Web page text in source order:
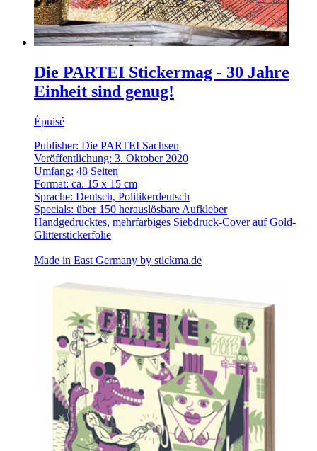
Die PARTEI Stickermag - 30 Jahre
Einheit sind genug!
Épuisé
Publisher: Die PARTEI Sachsen
Veröffentlichung: 3. Oktober 2020
Umfang: 48 Seiten
Format: ca. 15 x 15 cm
Sprache: Deutsch, Politikerdeutsch
Specials: über 150 herauslösbare Aufkleber
Handgedrucktes, mehrfarbiges Siebdruck-Cover auf Gold-
Glitterstickerfolie
Made in East Germany by stickma.de